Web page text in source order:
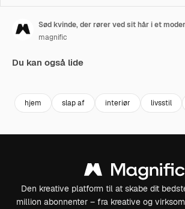
Sød kvinde, der rører ved sit hår i et
magnific
Du kan også lide
hjem slap af interiør livsstil
Den kreative platform til at skabe dit
million abonnenter – fra kreative og